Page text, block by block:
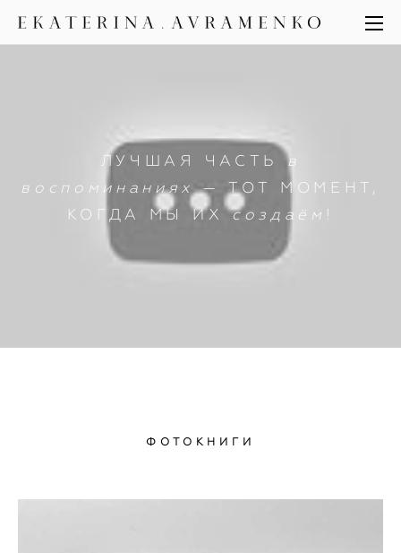
ЛУЧШАЯ ЧАСТЬв
воспоминаниях— ТОТ МОМЕНТ,
КОГДА МЫ ИХсоздаём !
ФОТОКНИГИ